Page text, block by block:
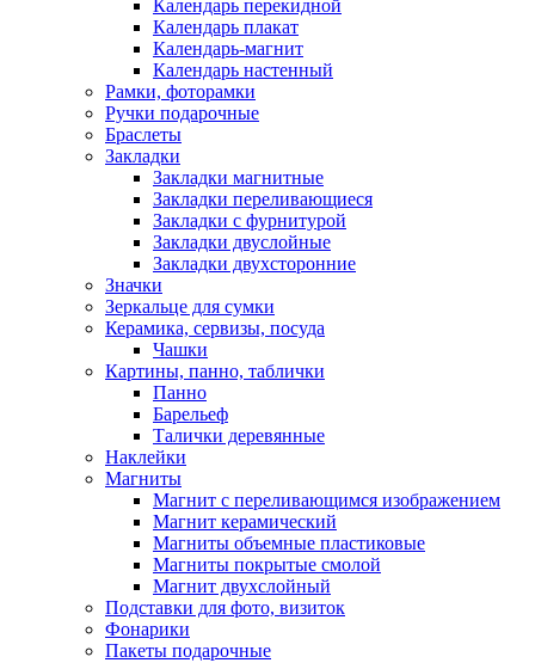
Календарь перекидной
Календарь плакат
Календарь-магнит
Календарь настенный
Рамки, фоторамки
Ручки подарочные
Браслеты
Закладки
Закладки магнитные
Закладки переливающиеся
Закладки с фурнитурой
Закладки двуслойные
Закладки двухсторонние
Значки
Зеркальце для сумки
Керамика, сервизы, посуда
Чашки
Картины, панно, таблички
Панно
Барельеф
Талички деревянные
Наклейки
Магниты
Магнит с переливающимся изображением
Магнит керамический
Магниты объемные пластиковые
Магниты покрытые смолой
Магнит двухслойный
Подставки для фото, визиток
Фонарики
Пакеты подарочные